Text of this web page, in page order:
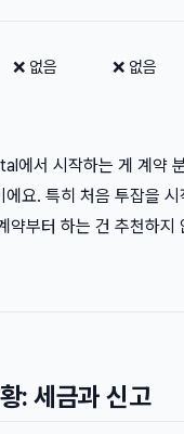
❌ 없음 ❌ 없음
에서 시작하는 게 계약
에요. 특히 처음 투잡을
약부터 하는 건 추천하지
: 세금과 신고